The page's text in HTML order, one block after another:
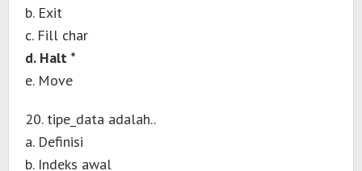
b. Exit
c. Fill char
d. Halt *
e. Move
20. tipe_data adalah..
a. Definisi
b. Indeks awal